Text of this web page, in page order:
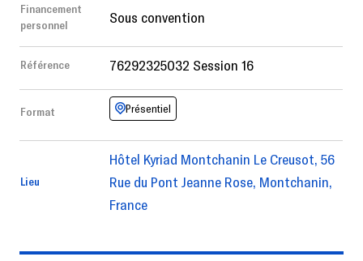
Financement
personnel
Sous convention
Référence 76292325032 Session 16
Format Présentiel
Lieu
Hôtel Kyriad Montchanin Le Creusot, 56
Rue du Pont Jeanne Rose, Montchanin,
France